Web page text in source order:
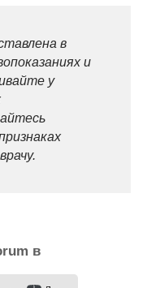
в
и
у
в